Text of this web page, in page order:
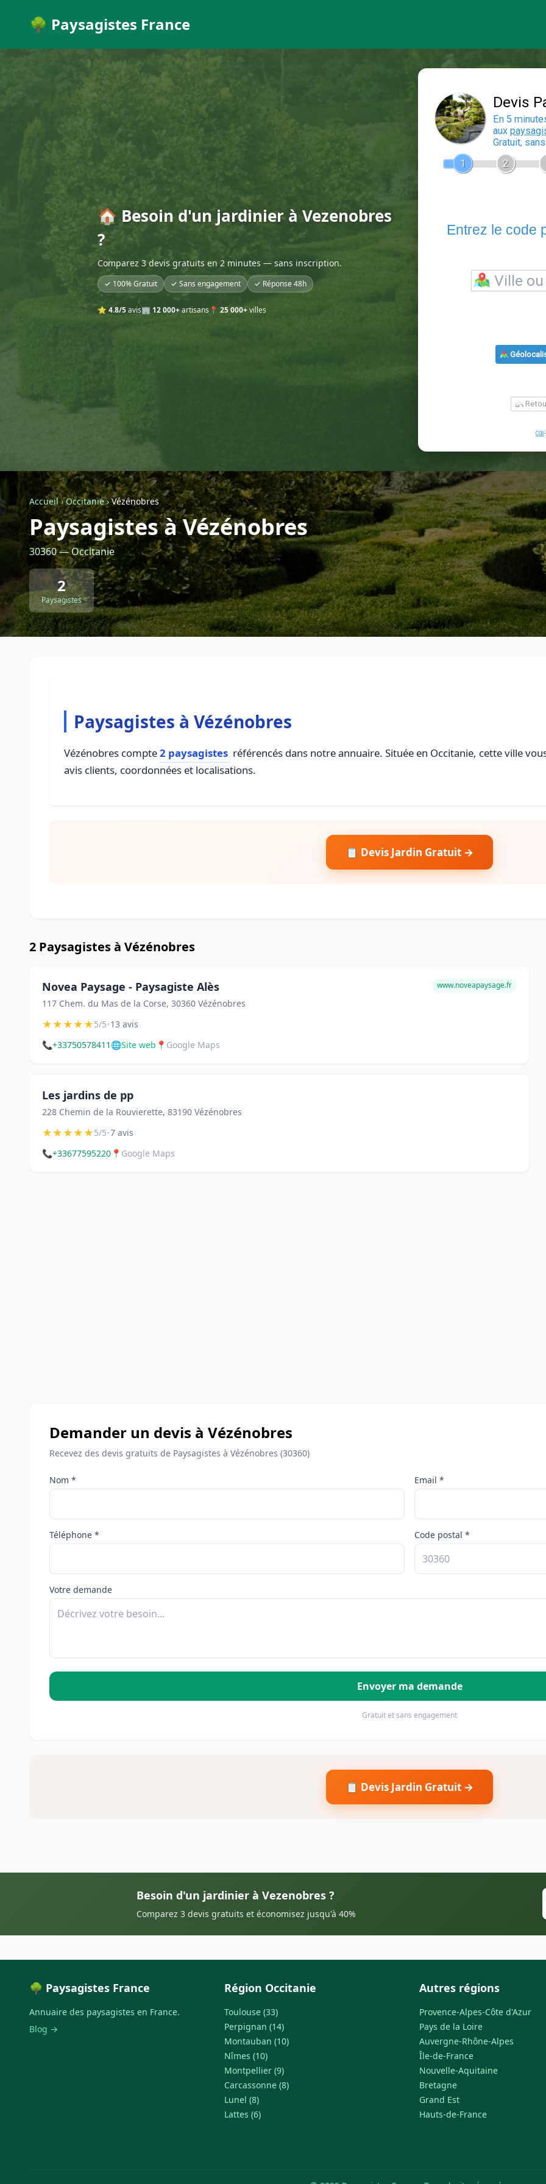
🌳 Paysagistes France
🏠 Besoin d'un jardinier à Vezenobres
?
Comparez 3 devis gratuits en 2 minutes — sans inscription.
✓ 100% Gratuit ✓ Sans engagement ✓ Réponse 48h
⭐ 4.8/5avis🏢 12 000+artisans 📍 25 000+villes
Accueil›Occitanie›Vézénobres
Paysagistes à Vézénobres
30360 — Occitanie
2
Paysagistes
Paysagistes à Vézénobres
Vézénobres compte2 paysagistes référencés dans notre annuaire. Située en Occitanie, cette ville
avis clients, coordonnées et localisations.
📋 Devis Jardin Gratuit →
2 Paysagistes à Vézénobres
Novea Paysage - Paysagiste Alès
117 Chem. du Mas de la Corse, 30360 Vézénobres
www.noveapaysage.fr
★★★★★5/5•13 avis
📞+33750578411 🌐Site web 📍 Google Maps
Les jardins de pp
228 Chemin de la Rouvierette, 83190 Vézénobres
★★★★★5/5•7 avis
📞+33677595220 📍 Google Maps
Demander un devis à Vézénobres
Recevez des devis gratuits de Paysagistes à Vézénobres (30360)
Nom * Email *
Téléphone * Code postal *
Votre demande
Envoyer ma demande
Gratuit et sans engagement
📋 Devis Jardin Gratuit →
Besoin d'un jardinier à Vezenobres ?
Comparez 3 devis gratuits et économisez jusqu'à 40%
🌳 Paysagistes France
Annuaire des paysagistes en France.
Blog →
Région Occitanie
Toulouse (33)
Perpignan (14)
Montauban (10)
Nîmes (10)
Montpellier (9)
Carcassonne (8)
Lunel (8)
Lattes (6)
Autres régions
Provence-Alpes-Côte d'Azur
Pays de la Loire
Auvergne-Rhône-Alpes
Île-de-France
Nouvelle-Aquitaine
Bretagne
Grand Est
Hauts-de-France